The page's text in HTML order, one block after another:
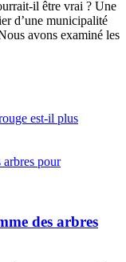
il être vrai ? Une
d’une municipalité
avons examiné les
est-il plus
des arbres